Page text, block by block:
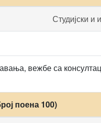
Студијски и
вежбе са
поена 100)